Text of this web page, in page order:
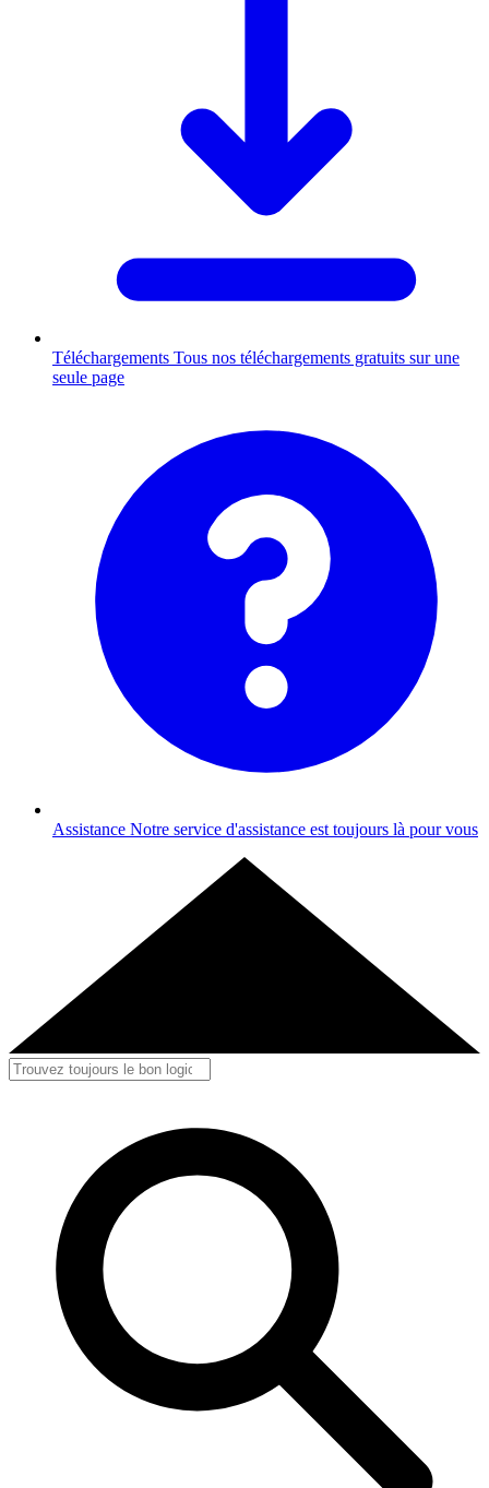
Téléchargements Tous nos téléchargements gratuits sur une
seule page
Assistance Notre service d'assistance est toujours là pour vous